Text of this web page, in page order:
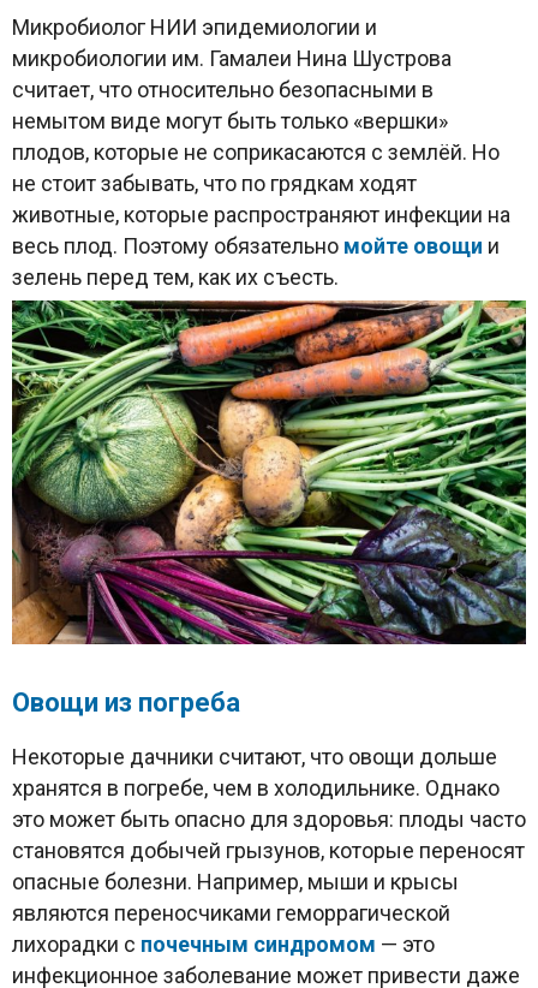
Микробиолог НИИ эпидемиологии и
микробиологии им. Гамалеи Нина Шустрова
считает, что относительно безопасными в
немытом виде могут быть только «вершки»
плодов, которые не соприкасаются с землёй. Но
не стоит забывать, что по грядкам ходят
животные, которые распространяют инфекции на
весь плод. Поэтому обязательно мойте овощи и
зелень перед тем, как их съесть.
Овощи из погреба
Некоторые дачники считают, что овощи дольше
хранятся в погребе, чем в холодильнике. Однако
это может быть опасно для здоровья: плоды часто
становятся добычей грызунов, которые переносят
опасные болезни. Например, мыши и крысы
являются переносчиками геморрагической
лихорадки с почечным синдромом — это
инфекционное заболевание может привести даже